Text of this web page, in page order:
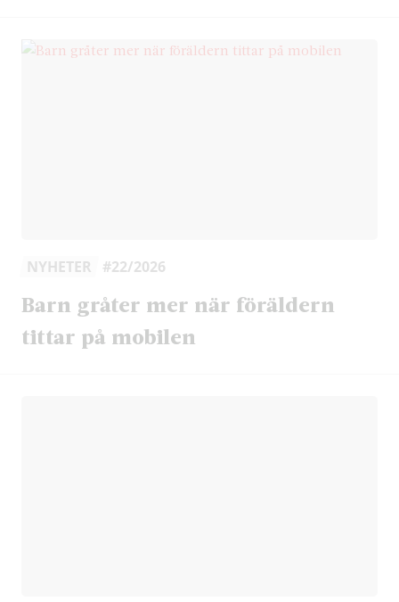
NYHETER #22/2026
Barn gråter mer när föräldern
tittar på mobilen